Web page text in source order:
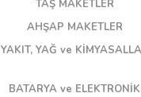
TAŞ MAKETLER
AHŞAP MAKETLER
YAKIT, YAĞ ve
BATARYA ve ELEKTRONİK